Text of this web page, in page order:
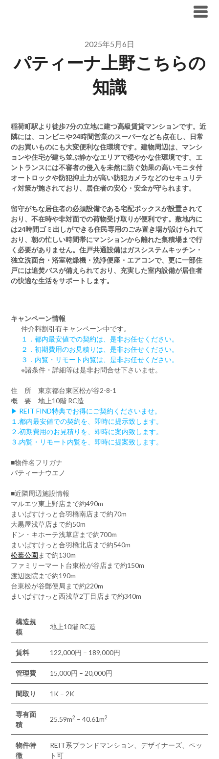
2025年5月6日
パティーナ上野こちらの
知識
稲荷町駅より徒歩7分の立地に建つ高級賃貸マンションです。近
隣には、コンビニや24時間営業のスーパーなども点在し、日常
のお買いものにも大変便利な住環境です。建物周辺は、マンシ
ョンや住宅が建ち並ぶ静かなエリアで穏やかな住環境です。エ
ントランスには不審者の侵入を未然に防ぐ効果の高いモニタ付
オートロックや防犯抑止力が高い防犯カメラなどのセキュリテ
ィ対策が施されており、居住者の安心・安全が守られます。
留守がちな居住者の必須設備である宅配ボックスが設置されて
おり、不在時や非対面での荷物受け取りが便利です。敷地内に
は24時間ゴミ出しができる住民専用のごみ置き場が設けられて
おり、朝の忙しい時間帯にマンションから離れた集積場まで行
く必要がありません。住戸共通設備はガスシステムキッチン・
独立洗面台・浴室乾燥機・洗浄便座・エアコンで、更に一部住
戸には追焚バスが備えられており、充実した室内設備が居住者
の快適な生活をサポートします。
キャンペーン情報
仲介料割引有キャンペーン中です。
１．都内最安値での契約は、是非お任せください。
２．初期費用のお見積りは、是非お任せください。
３．内覧・リモート内覧は、是非お任せください。
※諸条件・詳細等は是非お問合せ下さいませ。
住 所 東京都台東区松が谷2-8-1
概 要 地上10階 RC造
▶ REIT FIND特典でお得にご契約くださいませ。
１.都内最安値での契約を、即時に提示致します。
２.初期費用のお見積りを、即時に案内致します。
３.内覧・リモート内覧を、即時に提案致します。
■物件名フリガナ
パティーナウエノ
■近隣周辺施設情報
マルエツ東上野店まで約490m
まいばすけっと合羽橋南店まで約70m
大黒屋浅草店まで約50m
ドン・キホーテ浅草店まで約700m
まいばすけっと合羽橋北店まで約540m
松葉公園 まで約130m
ファミリーマート台東松が谷店まで約150m
渡辺医院まで約190m
台東松が谷郵便局まで約220m
まいばすけっと西浅草2丁目店まで約340m
構造規
模
地上10階 RC造
賃料 122,000円 – 189,000円
管理費 15,000円 – 20,000円
間取り 1K – 2K
専有面
積
25.59m2 – 40.61m2
物件特
徴
REIT系ブランドマンション、デザイナーズ、ペッ
ト可